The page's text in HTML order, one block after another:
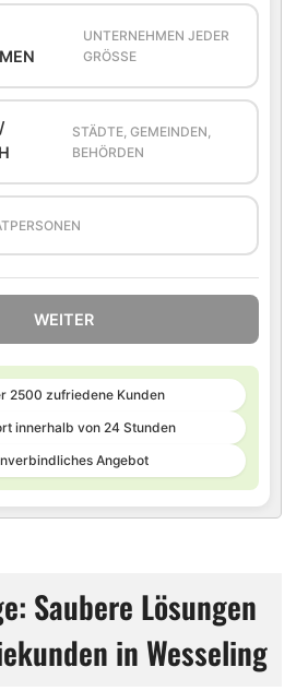
UNTERNEHMEN JEDER
GRÖSSE
STÄDTE, GEMEINDEN,
BEHÖRDEN
WEITER
2500 zufriedene Kunden
innerhalb von 24 Stunden
Angebot
Saubere Lösungen
in Wesseling